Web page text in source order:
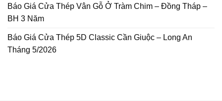
Báo Giá Cửa Thép Vân Gỗ Ở Tràm Chim – Đồng Tháp –
BH 3 Năm
Báo Giá Cửa Thép 5D Classic Cần Giuộc – Long An
Tháng 5/2026